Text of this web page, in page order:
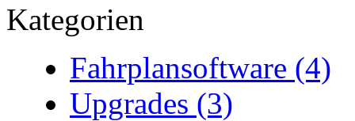
Kategorien
Fahrplansoftware (4)
Upgrades (3)